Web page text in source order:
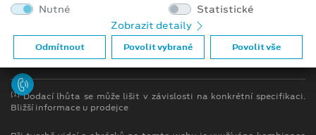
Obchodní podmínky
Ochrana osobních údajů
Prohlášení o zpracování údajů konečných zákazníků
[1]Dodací lhůta se může lišit v závislosti na konkrétní specifikaci.
Bližší informace u prodejce
Nutné
Statistické
Zobrazit detaily
Odmítnout Povolit vybrané Povolit vše